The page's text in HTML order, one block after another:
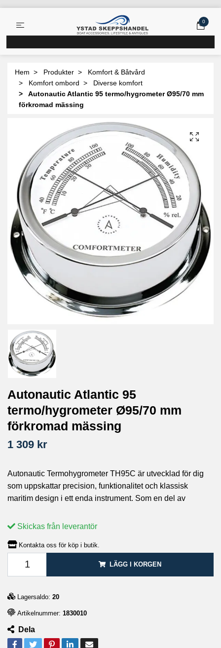
0
Hem Produkter
Komfort & Båtvård
Komfort ombord
Diverse komfort
Autonautic Atlantic 95 termo/hygrometer Ø95/70 mm
förkromad mässing
Autonautic Atlantic 95
termo/hygrometer Ø95/70 mm
förkromad mässing
1 309 kr
Autonautic Termohygrometer TH95C är utvecklad för dig
som uppskattar precision, funktionalitet och klassisk
maritim design i ett enda instrument. Som en del av
Skickas från leverantör
Kontakta oss för köp i butik.
LÄGG I KORGEN
Lagersaldo: 20
Artikelnummer: 1830010
Dela